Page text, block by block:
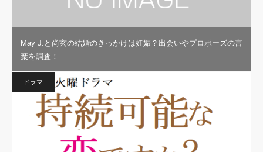
May J.と尚玄の結婚のきっかけは妊娠？出会いやプロポーズの言
葉を調査！
ドラマ